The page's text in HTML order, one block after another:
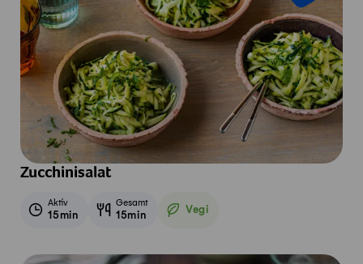
Zucchinisalat
Aktiv
15min
Gesamt
15min Vegi
Vegetarisch